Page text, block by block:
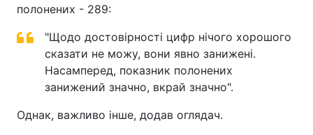
полонених - 289:
"Щодо достовірності цифр нічого хорошого
сказати не можу, вони явно занижені.
Насамперед, показник полонених
занижений значно, вкрай значно".
Однак, важливо інше, додав оглядач.